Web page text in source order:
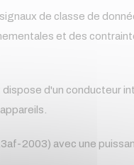
de classe de
et des
d'un conducteur
2003) avec une